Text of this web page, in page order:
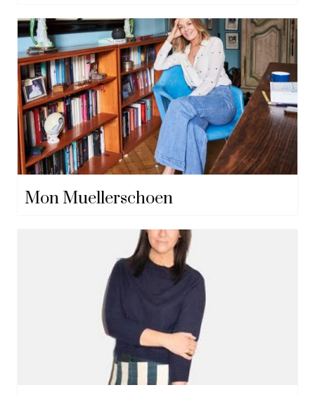
Mon Muellerschoen